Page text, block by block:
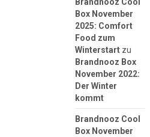
Box November
2025: Comfort
Food zum
Winterstartzu
Brandnooz Box
November 2022:
Der Winter
kommt
Brandnooz Cool
Box November